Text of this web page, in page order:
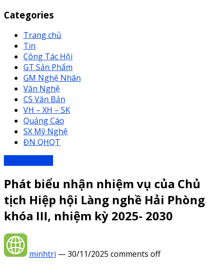
Categories
Trang chủ
Tin
Công Tác Hội
GT Sản Phẩm
GM Nghệ Nhân
Văn Nghệ
CS Văn Bản
VH – XH – SK
Quảng Cáo
SX Mỹ Nghệ
ĐN QHQT
Phát biểu nhận nhiệm vụ của Chủ
tịch Hiệp hội Làng nghề Hải Phòng
khóa III, nhiệm kỳ 2025- 2030
minhtri —30/11/2025 comments off